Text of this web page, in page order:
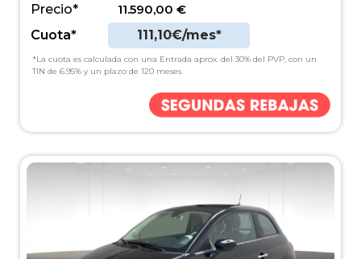
Precio* 11.590,00 €
Cuota*
111,10€/mes*
*La cuota es calculada con una Entrada aprox. del 30% del PVP, con un
TIN de 6.95% y un plazo de 120 meses.